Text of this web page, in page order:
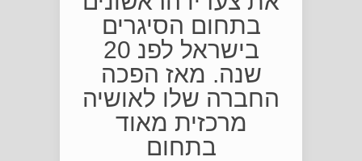
בתחום הסיגרים
בישראל לפנ 20
שנה. מאז הפכה
החברה שלו לאושיה
מרכזית מאוד
בתחום